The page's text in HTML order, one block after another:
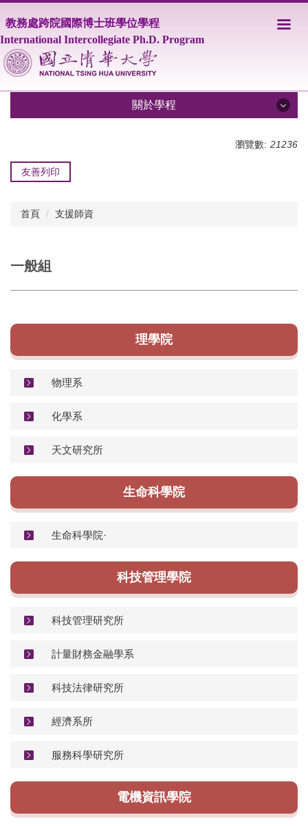
到
主
要
內
教務處跨院國際博士班學位學程
International Intercollegiate Ph.D. Program
關於學程
IPHD學程簡介
修業相關規定
學生事務
相關表單
瀏覽數: 21236
友善列印
首頁 支援師資
一般組
理學院
物理系
化學系
天文研究所
生命科學院
生命科學院·
科技管理學院
科技管理研究所
計量財務金融學系
科技法律研究所
經濟系所
服務科學研究所
電機資訊學院